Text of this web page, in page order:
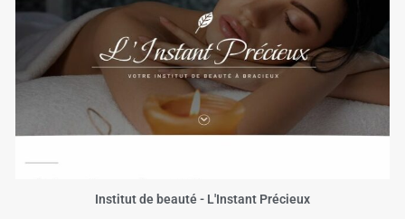
Institut de beauté - L'Instant Précieux